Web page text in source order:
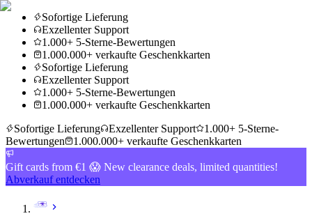
Sofortige Lieferung
Exzellenter Support
1.000+ 5-Sterne-Bewertungen
1.000.000+ verkaufte Geschenkkarten
Sofortige Lieferung
Exzellenter Support
1.000+ 5-Sterne-Bewertungen
1.000.000+ verkaufte Geschenkkarten
Sofortige Lieferung
Exzellenter Support
1.000+ 5-Sterne-
Bewertungen
1.000.000+ verkaufte Geschenkkarten
Gift cards from €1 😱 New clearance deals, limited quantities!
Abverkauf entdecken